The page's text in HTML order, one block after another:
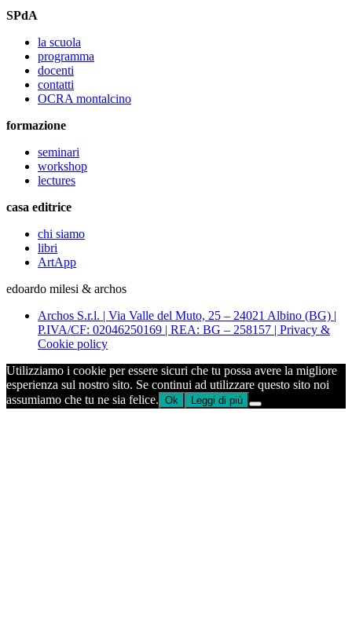
SPdA
la scuola
programma
docenti
contatti
OCRA montalcino
formazione
seminari
workshop
lectures
casa editrice
chi siamo
libri
ArtApp
edoardo milesi & archos
Archos S.r.l. | Via Valle del Muto, 25 – 24021 Albino (BG) |
P.IVA/CF: 02046250169 | REA: BG – 258157 | Privacy &
Cookie policy
Utilizziamo i cookie per essere sicuri che tu possa avere la migliore
esperienza sul nostro sito. Se continui ad utilizzare questo sito noi
assumiamo che tu ne sia felice. Ok Leggi di più